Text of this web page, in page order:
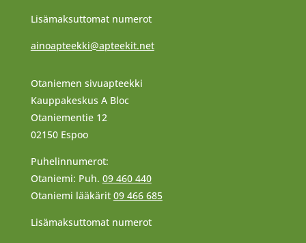
Lisämaksuttomat numerot
ainoapteekki@apteekit.net
Otaniemen sivuapteekki
Kauppakeskus A Bloc
Otaniementie 12
02150 Espoo
Puhelinnumerot:
Otaniemi: Puh. 09 460 440
Otaniemi lääkärit 09 466 685
Lisämaksuttomat numerot